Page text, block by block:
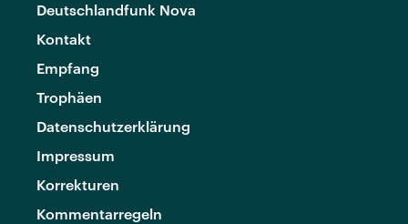
Deutschlandfunk Nova
Kontakt
Empfang
Trophäen
Datenschutzerklärung
Impressum
Korrekturen
Kommentarregeln